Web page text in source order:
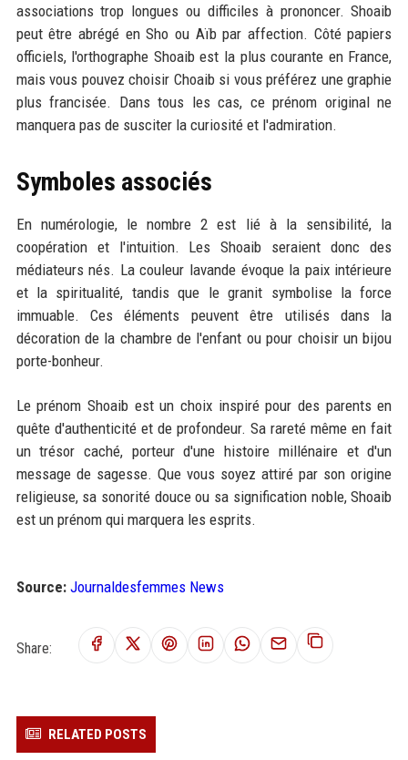
associations trop longues ou difficiles à prononcer. Shoaib
peut être abrégé en Sho ou Aïb par affection. Côté papiers
officiels, l'orthographe Shoaib est la plus courante en France,
mais vous pouvez choisir Choaib si vous préférez une graphie
plus francisée. Dans tous les cas, ce prénom original ne
manquera pas de susciter la curiosité et l'admiration.
Symboles associés
En numérologie, le nombre 2 est lié à la sensibilité, la
coopération et l'intuition. Les Shoaib seraient donc des
médiateurs nés. La couleur lavande évoque la paix intérieure
et la spiritualité, tandis que le granit symbolise la force
immuable. Ces éléments peuvent être utilisés dans la
décoration de la chambre de l'enfant ou pour choisir un bijou
porte-bonheur.
Le prénom Shoaib est un choix inspiré pour des parents en
quête d'authenticité et de profondeur. Sa rareté même en fait
un trésor caché, porteur d'une histoire millénaire et d'un
message de sagesse. Que vous soyez attiré par son origine
religieuse, sa sonorité douce ou sa signification noble, Shoaib
est un prénom qui marquera les esprits.
Source: Journaldesfemmes News
Share:
RELATED POSTS